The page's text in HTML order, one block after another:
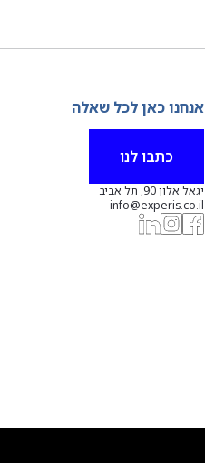
אנחנו כאן לכל שאלה
כתבו לנו
יגאל אלון 90, תל אביב
info@experis.co.il